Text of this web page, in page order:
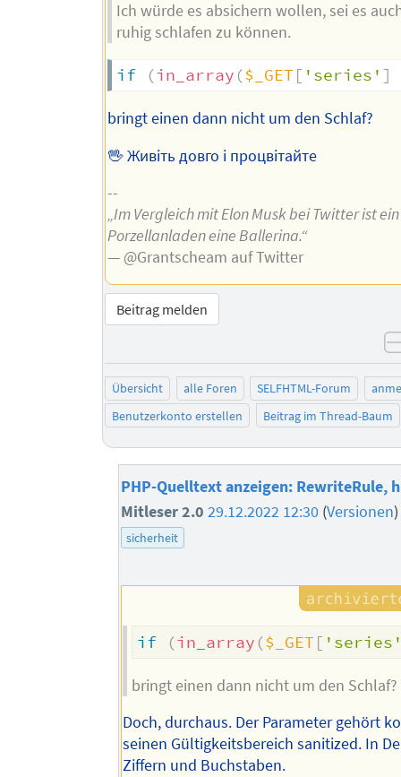
Ich würde es absichern wollen, sei es
ruhig schlafen zu können.
if (in_array ($_GET [ 'series' ]
bringt einen dann nicht um den Schlaf?
🖖 Живіть довго і процвітайте
--
„Im Vergleich mit Elon Musk bei Twitter ist
Porzellanladen eine Ballerina.“
— @Grantscheam auf Twitter
Beitrag melden
Übersicht alle Foren SELFHTML-Forum
Benutzerkonto erstellen
Beitrag im Thread-Baum
PHP-Quelltext anzeigen: RewriteRule,
Mitleser 2.0 29.12.2022 12:30 (Versionen)
sicherheit
if (in_array ($_GET [
bringt einen dann nicht um den Schlaf?
Doch, durchaus. Der Parameter gehört
seinen Gültigkeitsbereich sanitized. In
Ziffern und Buchstaben.